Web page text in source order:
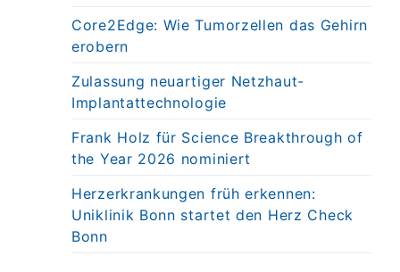
Core2Edge: Wie Tumorzellen das Gehirn
erobern
Zulassung neuartiger Netzhaut-
Implantattechnologie
Frank Holz für Science Breakthrough of
the Year 2026 nominiert
Herzerkrankungen früh erkennen:
Uniklinik Bonn startet den Herz Check
Bonn